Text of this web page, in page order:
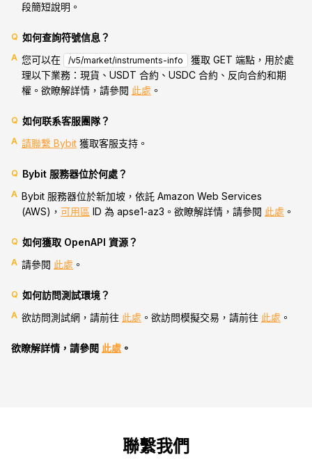
段簡短說明。
Q 如何查詢符號信息？
A 您可以在 /v5/market/instruments-info
獲取 GET 端點，用於處
理以下業務：現貨、USDT 合約、USDC 合約、反向合約和期
權。欲瞭解詳情，請參閱 此處 。
Q 如何联系客服團隊？
A 請聯繫 Bybit 獲取客服支持。
Q Bybit 服務器位於何處？
A Bybit 服務器位於新加坡，依託 Amazon Web Services
(AWS)， 可用區 ID 為 apse1-az3。欲瞭解詳情，請參閱 此處 。
Q 如何獲取 OpenAPI 資源？
A 請參閱 此處 。
Q 如何訪問測試環境？
A 欲訪問測試網，請前往 此處 。欲訪問模擬交易，請前往 此處 。
欲瞭解詳情，請參閱 此處 。
聯繫我們